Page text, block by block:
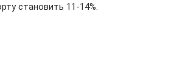
становить 11-14%.